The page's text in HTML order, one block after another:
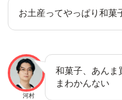
お土産ってやっぱり和菓
河村
和菓子、あん
まわかんない